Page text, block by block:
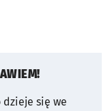
dzieje się we